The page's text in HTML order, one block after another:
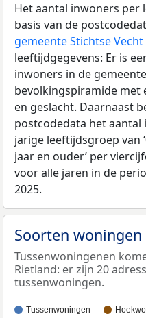
Het aantal inwoners per
basis van de
gemeente Stichtse Vecht
leeftijdgegevens: Er is
inwoners in de
bevolkingspiramide met
en geslacht. Daarnaast
postcodedata het
jarige leeftijdsgroep van
jaar en ouder’ per
voor alle jaren in de
2025.
Soorten woningen
Tussenwoningenen
Rietland: er zijn 20
tussenwoningen.
Tussenwoningen